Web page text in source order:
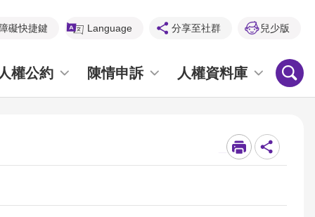
礙快捷鍵 Language 分享至社群 兒少版
權公約 陳情申訴 人權資料庫